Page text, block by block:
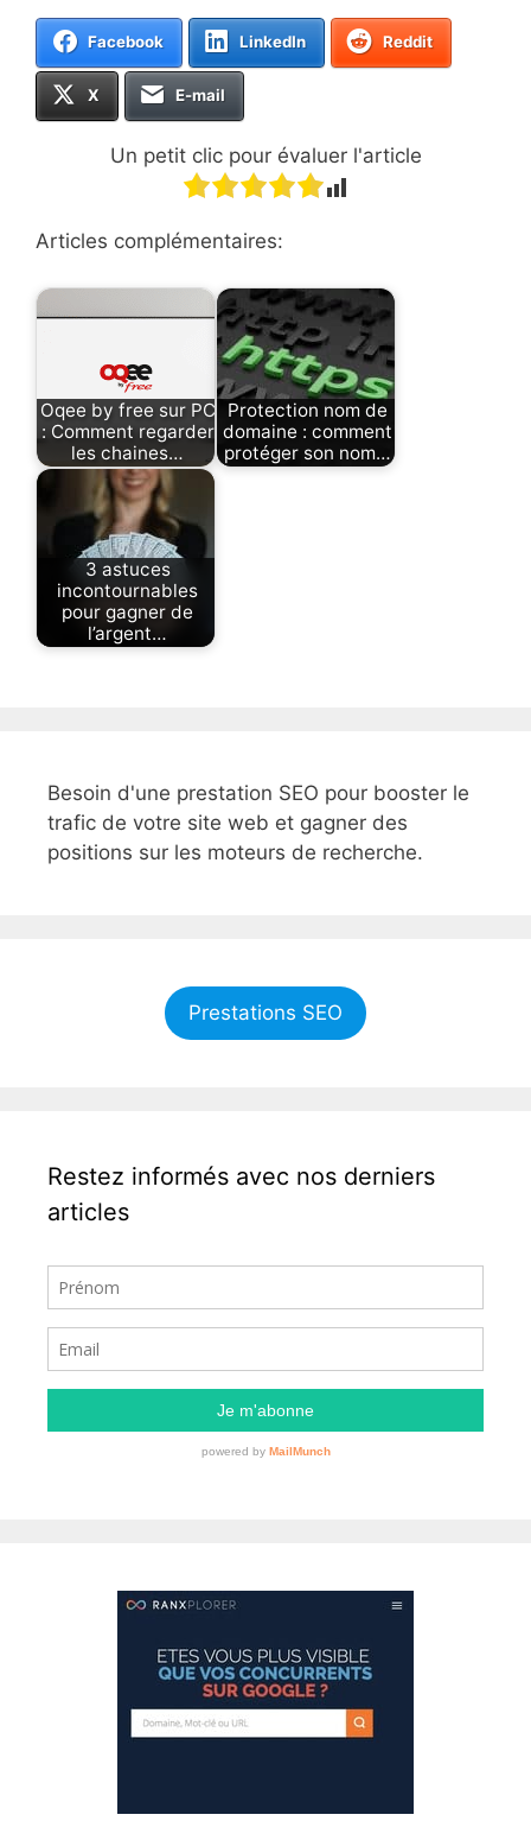
Facebook LinkedIn Reddit
X E-mail
Un petit clic pour évaluer l'article
Articles complémentaires:
Oqee by free sur PC
: Comment regarder
les chaines…
Protection nom de
domaine : comment
protéger son nom…
3 astuces
incontournables
pour gagner de
l’argent…
Besoin d'une prestation SEO pour booster le
trafic de votre site web et gagner des
positions sur les moteurs de recherche.
Prestations SEO
Restez informés avec nos derniers
articles